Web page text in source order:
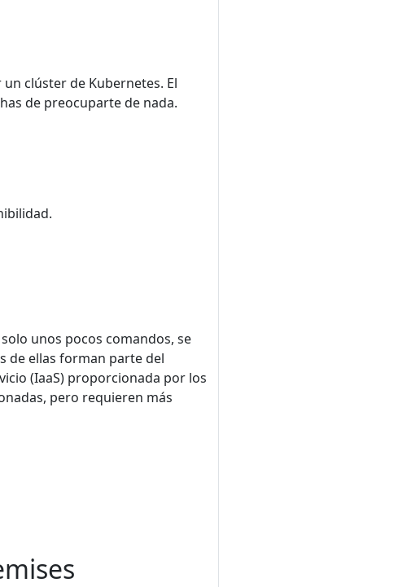
clúster de Kubernetes. El
de preocuparte de nada.
unos pocos comandos, se
de ellas forman parte del
(IaaS) proporcionada por los
pero requieren más